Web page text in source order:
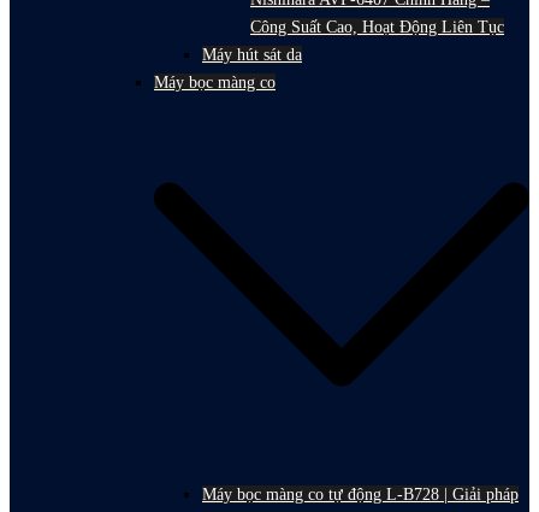
Công Suất Cao, Hoạt Động Liên Tục
Máy hút sát da
Máy bọc màng co
Máy bọc màng co tự động L-B728 | Giải pháp